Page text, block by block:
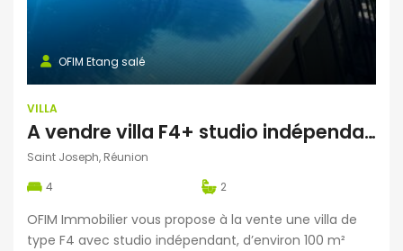
OFIM Etang salé
VILLA
A vendre villa F4+ studio indépendant avec piscine hors sol proche de l’océan à Langevin
Saint Joseph, Réunion
4
2
OFIM Immobilier vous propose à la vente une villa de
type F4 avec studio indépendant, d’environ 100 m²